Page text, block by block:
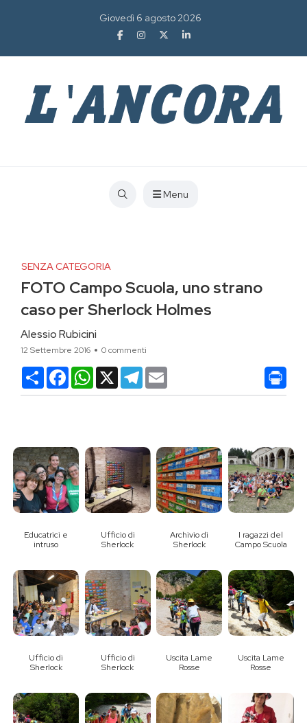
Giovedì 6 agosto 2026
Menu
SENZA CATEGORIA
FOTO Campo Scuola, uno strano
caso per Sherlock Holmes
Alessio Rubicini
12 Settembre 2016 0 commenti
CondividiFacebookWhatsApp
X Telegram
Educatrici e
intruso
Ufficio di
Sherlock
Archivio di
Sherlock
I ragazzi del
Campo Scuola
Ufficio di
Sherlock
Ufficio di
Sherlock
Uscita Lame
Rosse
Uscita Lame
Rosse